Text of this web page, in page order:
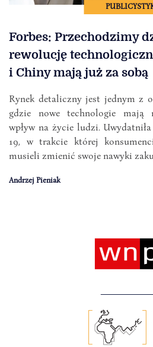
Forbes: Przechodzimy
rewolucję
i Chiny mają już za sobą
Rynek detaliczny jest jednym z
gdzie nowe technologie mają
wpływ na życie ludzi.
19, w trakcie której
musieli zmienić swoje nawyki
Andrzej Pieniak